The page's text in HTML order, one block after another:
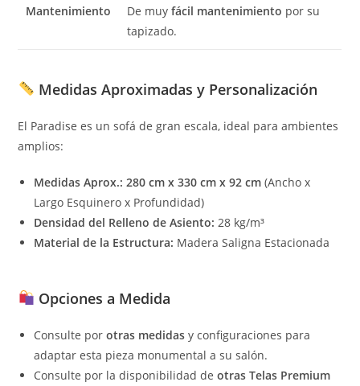
Mantenimiento De muyfácil mantenimiento por su
tapizado.
Medidas Aproximadas y Personalización
El Paradise es un sofá de gran escala, ideal para ambientes
amplios:
Medidas Aprox.: 280 cm x 330 cm x 92 cm (Ancho x
Largo Esquinero x Profundidad)
Densidad del Relleno de Asiento: 28 kg/m³
Material de la Estructura: Madera Saligna Estacionada
Opciones a Medida
Consulte porotras medidas y configuraciones para
adaptar esta pieza monumental a su salón.
Consulte por la disponibilidad deotras Telas Premium